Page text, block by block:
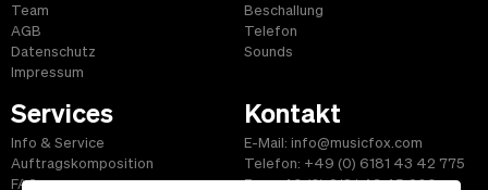
Team
AGB
Datenschutz
Impressum
Beschallung
Telefon
Sounds
Services
Info & Service
Auftragskomposition
FAQ
Kontakt
E-Mail: info@musicfox.com
Telefon: +49 (0) 6181 43 42 775
Fax: +49 (0) 6181 43 45 609